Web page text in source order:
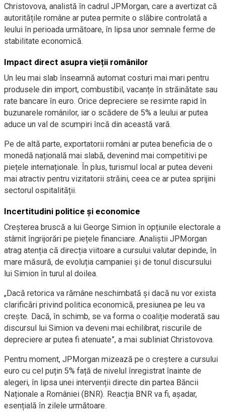
Christovova, analistă în cadrul JPMorgan, care a avertizat că
autoritățile române ar putea permite o slăbire controlată a
leului în perioada următoare, în lipsa unor semnale ferme de
stabilitate economică.
Impact direct asupra vieții românilor
Un leu mai slab înseamnă automat costuri mai mari pentru
produsele din import, combustibil, vacanțe în străinătate sau
rate bancare în euro. Orice depreciere se resimte rapid în
buzunarele românilor, iar o scădere de 5% a leului ar putea
aduce un val de scumpiri încă din această vară.
Pe de altă parte, exportatorii români ar putea beneficia de o
monedă națională mai slabă, devenind mai competitivi pe
piețele internaționale. În plus, turismul local ar putea deveni
mai atractiv pentru vizitatorii străini, ceea ce ar putea sprijini
sectorul ospitalității.
Incertitudini politice și economice
Creșterea bruscă a lui George Simion în opțiunile electorale a
stârnit îngrijorări pe piețele financiare. Analiștii JPMorgan
atrag atenția că direcția viitoare a cursului valutar depinde, în
mare măsură, de evoluția campaniei și de tonul discursului
lui Simion în turul al doilea.
„Dacă retorica va rămâne neschimbată și dacă nu vor exista
clarificări privind politica economică, presiunea pe leu va
crește. Dacă, în schimb, se va forma o coaliție moderată sau
discursul lui Simion va deveni mai echilibrat, riscurile de
depreciere ar putea fi atenuate”, a mai subliniat Christovova.
Pentru moment, JPMorgan mizează pe o creștere a cursului
euro cu cel puțin 5% față de nivelul înregistrat înainte de
alegeri, în lipsa unei intervenții directe din partea Băncii
Naționale a României (BNR). Reacția BNR va fi, așadar,
esențială în zilele următoare.